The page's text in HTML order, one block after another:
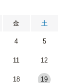
金 土
4 5
11 12
18 19